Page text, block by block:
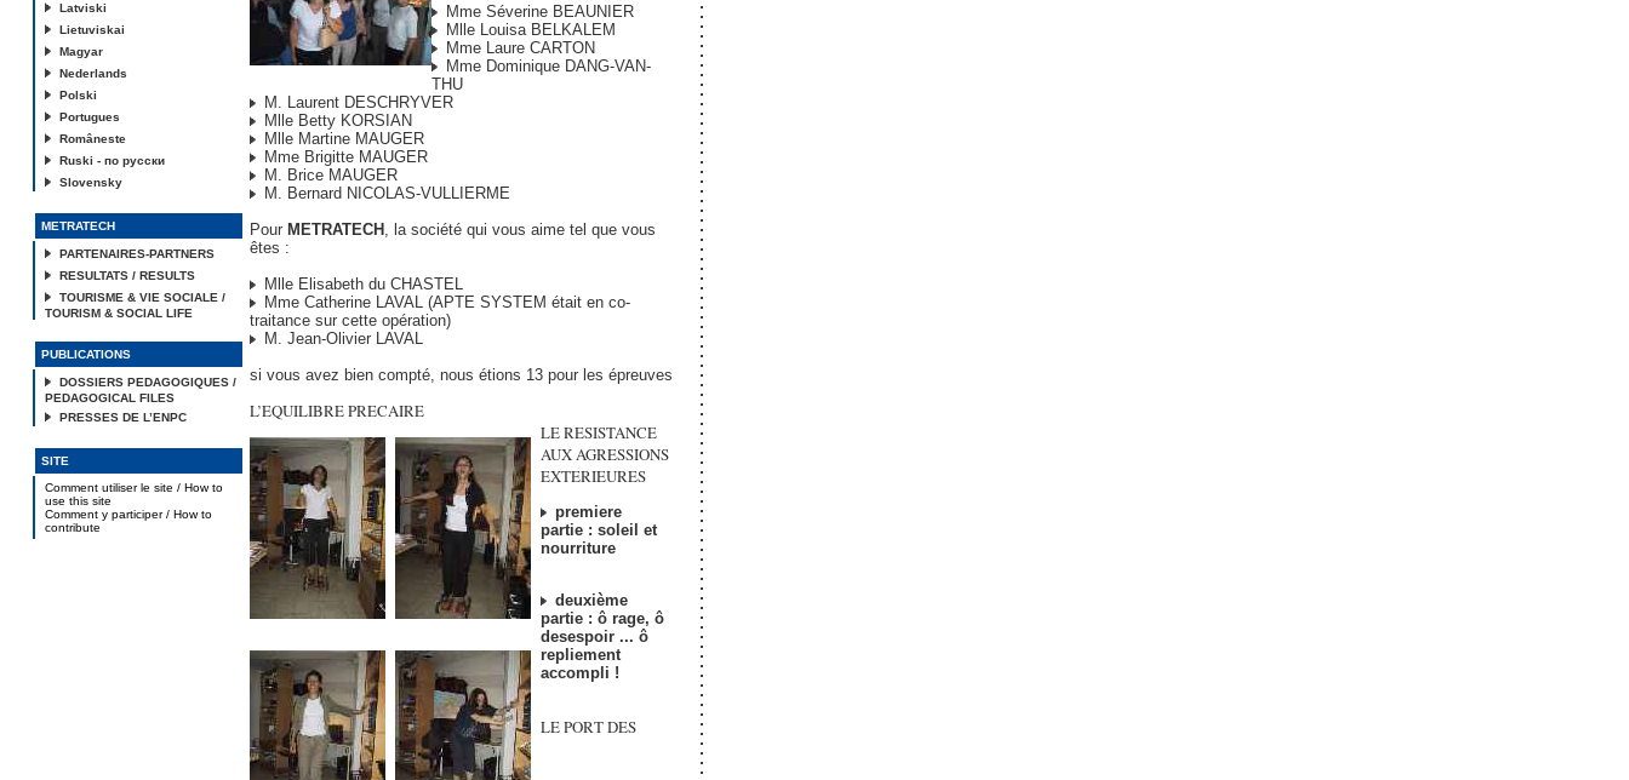
Latviski
Lietuviskai
Magyar
Nederlands
Polski
Portugues
Româneste
Ruski - по русски
Slovensky
METRATECH
PARTENAIRES-PARTNERS
RESULTATS / RESULTS
TOURISME & VIE SOCIALE /
TOURISM & SOCIAL LIFE
PUBLICATIONS
DOSSIERS PEDAGOGIQUES /
PEDAGOGICAL FILES
PRESSES DE L’ENPC
SITE
Comment utiliser le site / How to
use this site
Comment y participer / How to
contribute
Mme Séverine BEAUNIER
Mlle Louisa BELKALEM
Mme Laure CARTON
Mme Dominique DANG-VAN-
THU
M. Laurent DESCHRYVER
Mlle Betty KORSIAN
Mlle Martine MAUGER
Mme Brigitte MAUGER
M. Brice MAUGER
M. Bernard NICOLAS-VULLIERME
Pour METRATECH , la société qui vous aime tel que vous
êtes :
Mlle Elisabeth du CHASTEL
Mme Catherine LAVAL (APTE SYSTEM était en co-
traitance sur cette opération)
M. Jean-Olivier LAVAL
si vous avez bien compté, nous étions 13 pour les épreuves
L’EQUILIBRE PRECAIRE
LE RESISTANCE
AUX AGRESSIONS
EXTERIEURES
premiere
partie : soleil et
nourriture
deuxième
partie : ô rage, ô
desespoir ... ô
repliement
accompli !
LE PORT DES